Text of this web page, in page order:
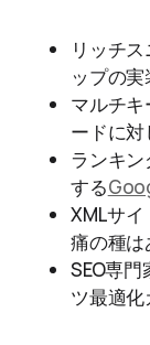
リッチ
ップの実
マルチ
ードに対
ランキ
する
XMLサ
痛の種は
SEO専
ツ最適